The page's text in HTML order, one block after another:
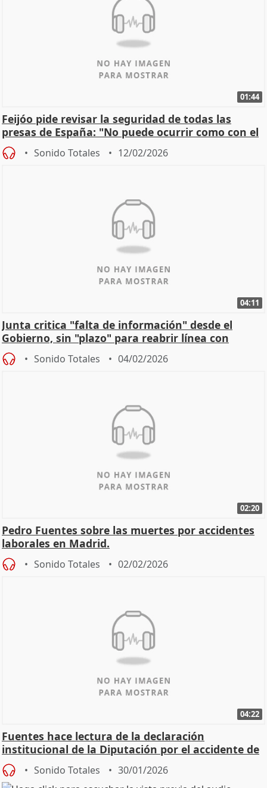
01:44
Feijóo pide revisar la seguridad de todas las
presas de España: "No puede ocurrir como con el
apagón
Sonido Totales 12/02/2026
04:11
Junta critica "falta de información" desde el
Gobierno, sin "plazo" para reabrir línea con
Madrid
Sonido Totales 04/02/2026
02:20
Pedro Fuentes sobre las muertes por accidentes
laborales en Madrid.
Sonido Totales 02/02/2026
04:22
Fuentes hace lectura de la declaración
institucional de la Diputación por el accidente de
Adamuz
Sonido Totales 30/01/2026